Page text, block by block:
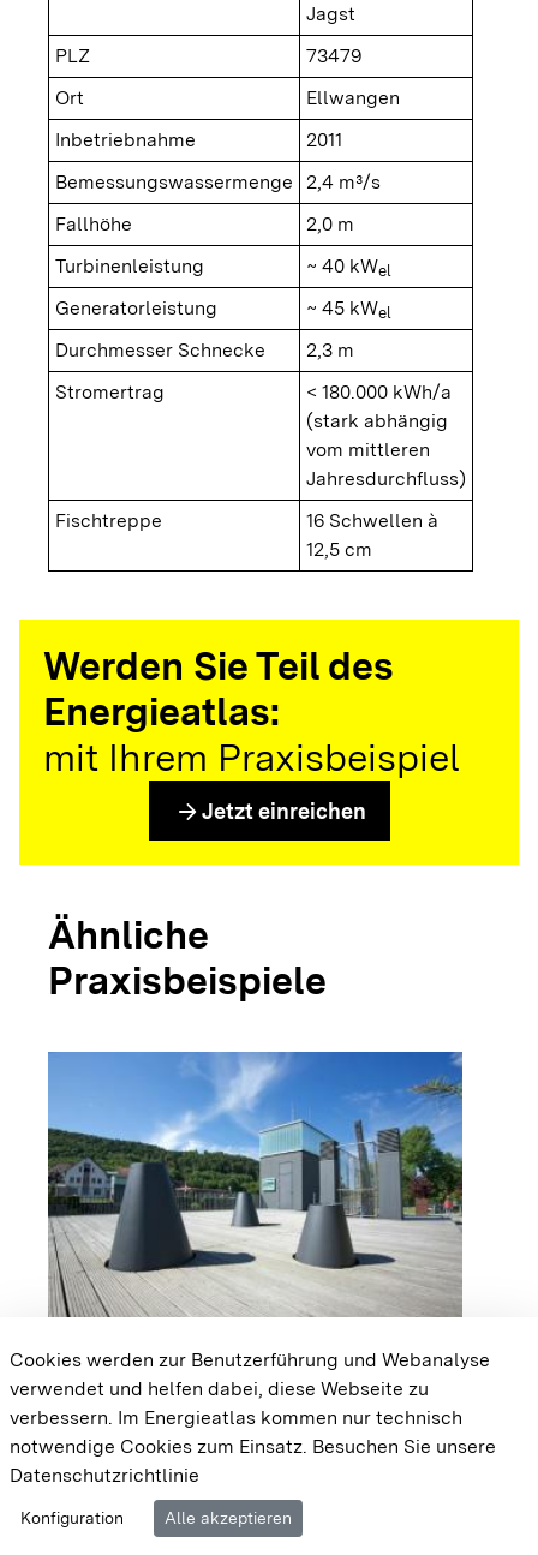
Jagst
PLZ
73479
Ort
Ellwangen
Inbetriebnahme
2011
Bemessungswassermenge
2,4 m³/s
Fallhöhe
2,0 m
Turbinenleistung
~ 40 kWel
Generatorleistung ~ 45 kWel
Durchmesser Schnecke
2,3 m
Stromertrag
< 180.000 kWh/a
(stark abhängig
vom mittleren
Jahresdurchfluss)
Fischtreppe
16 Schwellen à
12,5 cm
Werden Sie Teil des
Energieatlas:
mit Ihrem Praxisbeispiel
arrow_forward Jetzt einreichen
Ähnliche
Praxisbeispiele
arrow_forward Flusskraftwerk Horb am Neckar
{{#displayPraxisbeispielMap}} {{{body}}}
{{/displayPraxisbeispielMap}}
Cookie-EinstellungenBarrierefreiheit
Impressum
Cookies werden zur Benutzerführung und Webanalyse
verwendet und helfen dabei, diese Webseite zu
verbessern. Im Energieatlas kommen nur technisch
notwendige Cookies zum Einsatz. Besuchen Sie unsere
Datenschutzrichtlinie
Konfiguration Alle akzeptieren